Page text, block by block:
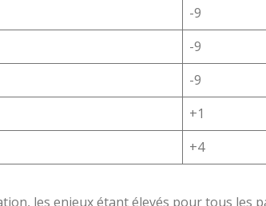
-9
-9
-9
+1
+4
les enjeux étant élevés pour tous les